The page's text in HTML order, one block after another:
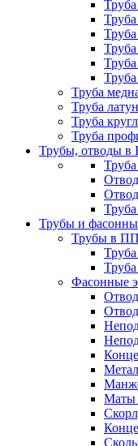
Труба
Труба
Труба
Труба
Трубы, отводы
Трубы и
Трубы в
Фасонные
Маты